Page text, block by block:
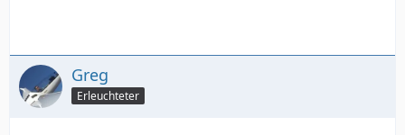
Greg
Erleuchteter